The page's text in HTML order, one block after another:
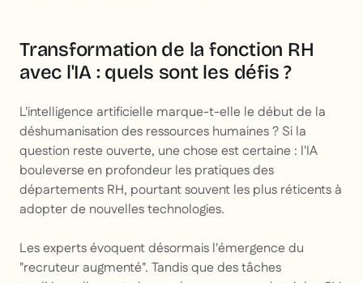
Transformation de la fonction RH
avec l'IA : quels sont les défis ?
L'intelligence artificielle marque-t-elle le début de la
déshumanisation des ressources humaines ? Si la
question reste ouverte, une chose est certaine : l'IA
bouleverse en profondeur les pratiques des
départements RH, pourtant souvent les plus réticents à
adopter de nouvelles technologies.
Les experts évoquent désormais l'émergence du
"recruteur augmenté". Tandis que des tâches